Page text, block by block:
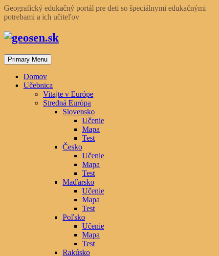
Skip
to
Geografický edukačný portál pre deti so špeciálnymi edukačnými
potrebami a ich učiteľov
Primary Menu
Domov
Učebnica
Vitajte v Európe
Stredná Európa
Slovensko
Učenie
Mapa
Test
Česko
Učenie
Mapa
Test
Maďarsko
Učenie
Mapa
Test
Poľsko
Učenie
Mapa
Test
Rakúsko